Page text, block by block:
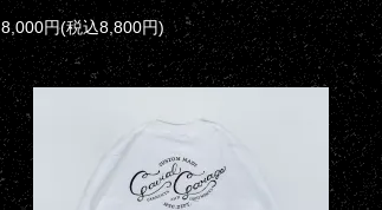
8,000円(税込8,800円)